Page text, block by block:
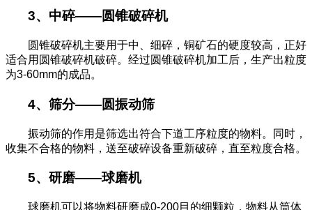
3、中碎——圆锥破碎机
圆锥破碎机主要用于中、细碎，铜矿石的硬度较高，正好
适合用圆锥破碎机破碎。经过圆锥破碎机加工后，生产出粒度
为3-60mm的成品。
4、筛分——圆振动筛
振动筛的作用是筛选出符合下道工序粒度的物料。同时，
收集不合格的物料，送至破碎设备重新破碎，直至粒度合格。
5、研磨——球磨机
球磨机可以将物料研磨成0-200目的细颗粒，物料从筒体